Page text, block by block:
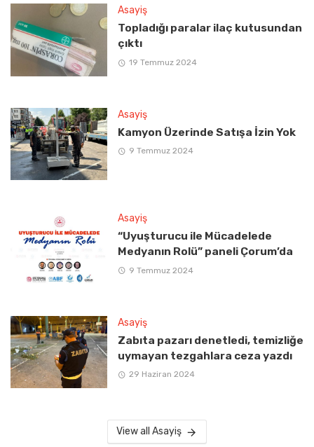
Asayiş
Topladığı paralar ilaç kutusundan
çıktı
19 Temmuz 2024
Asayiş
Kamyon Üzerinde Satışa İzin Yok
9 Temmuz 2024
Asayiş
“Uyuşturucu ile Mücadelede
Medyanın Rolü” paneli Çorum’da
9 Temmuz 2024
Asayiş
Zabıta pazarı denetledi, temizliğe
uymayan tezgahlara ceza yazdı
29 Haziran 2024
View all Asayiş